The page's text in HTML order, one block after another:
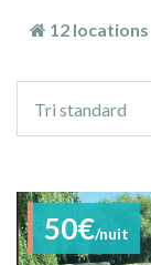
12 locations
tri
Tri standard
50€/nuit